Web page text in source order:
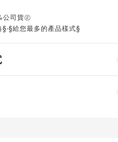
公司貨㊣
給您最多的產品樣式§